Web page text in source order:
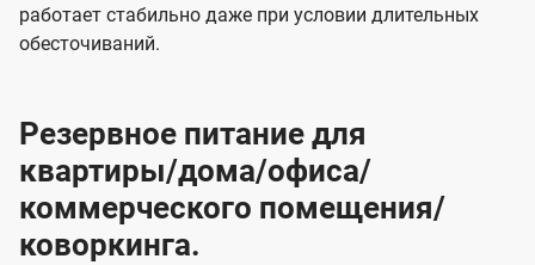
работает стабильно даже при условии длительных
обесточиваний.
Резервное питание для
квартиры/дома/офиса/
коммерческого помещения/
коворкинга.